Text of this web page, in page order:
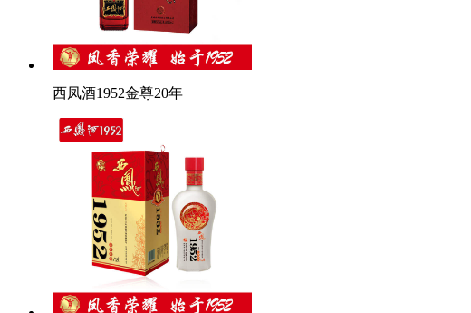
西凤酒1952金尊20年